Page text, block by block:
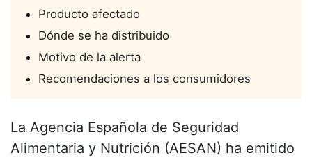
Producto afectado
Dónde se ha distribuido
Motivo de la alerta
Recomendaciones a los consumidores
La Agencia Española de Seguridad
Alimentaria y Nutrición (AESAN) ha emitido